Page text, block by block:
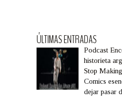
ÚLTIMAS ENTRADAS
Podcast
historieta
Stop
Comics
dejar pasar